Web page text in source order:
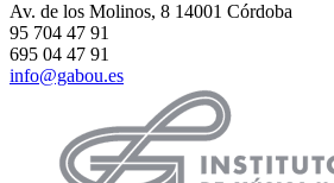
Av. de los Molinos, 8 14001 Córdoba
95 704 47 91
695 04 47 91
info@gabou.es